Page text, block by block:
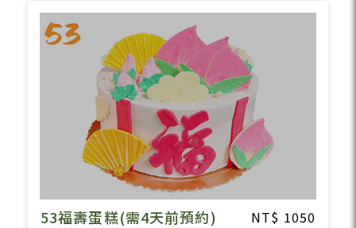
53福壽蛋糕(需4天前預約) 1050